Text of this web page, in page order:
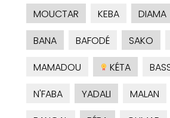
MOUCTAR
KEBA DIAMA
BANA
BAFODÉ SAKO
MAMADOU
KÉTA
N'FABA
YADALI MALAN